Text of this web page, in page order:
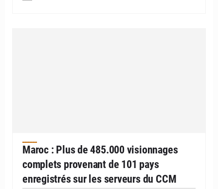
Maroc : Plus de 485.000 visionnages
complets provenant de 101 pays
enregistrés sur les serveurs du CCM